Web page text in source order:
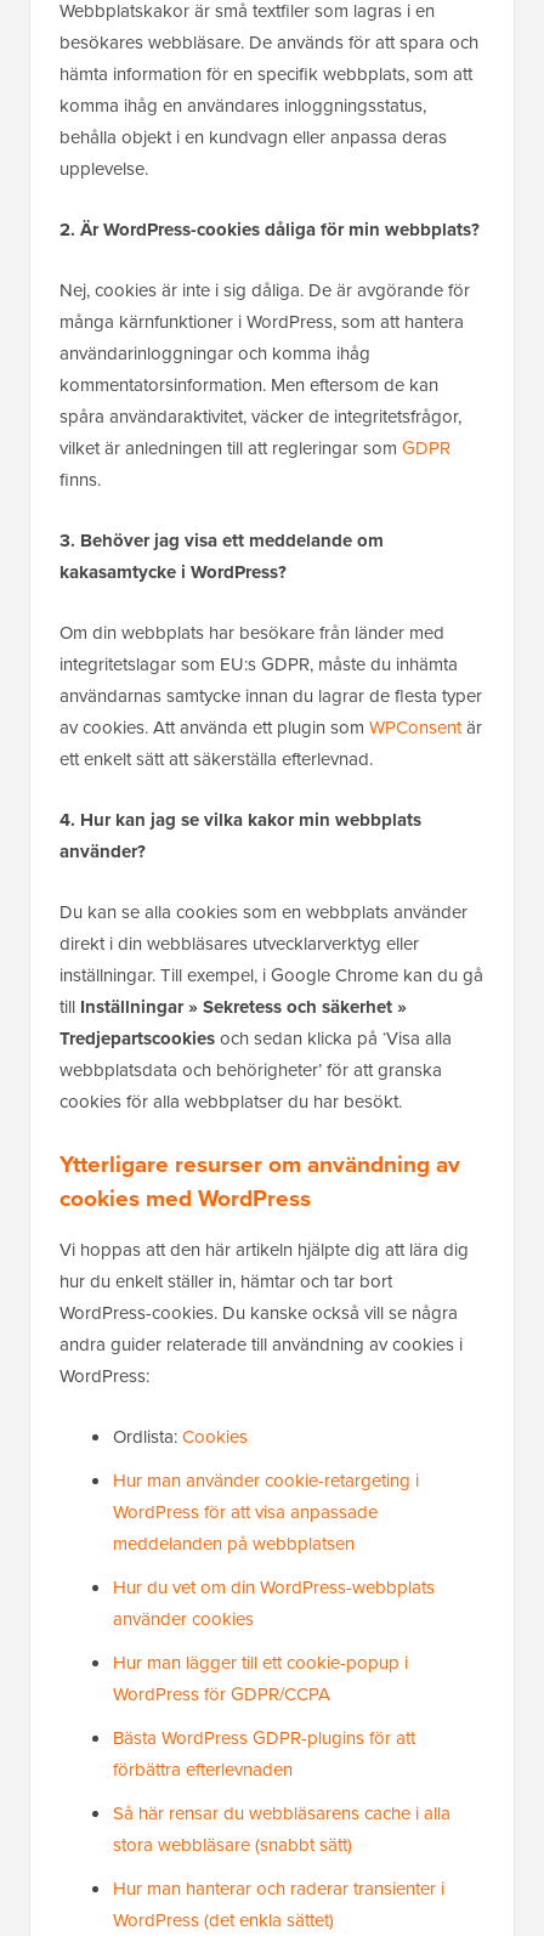
Webbplatskakor är små textfiler som lagras i en
besökares webbläsare. De används för att spara och
hämta information för en specifik webbplats, som att
komma ihåg en användares inloggningsstatus,
behålla objekt i en kundvagn eller anpassa deras
upplevelse.
2. Är WordPress-cookies dåliga för min webbplats?
Nej, cookies är inte i sig dåliga. De är avgörande för
många kärnfunktioner i WordPress, som att hantera
användarinloggningar och komma ihåg
kommentatorsinformation. Men eftersom de kan
spåra användaraktivitet, väcker de integritetsfrågor,
vilket är anledningen till att regleringar som GDPR
finns.
3. Behöver jag visa ett meddelande om
kakasamtycke i WordPress?
Om din webbplats har besökare från länder med
integritetslagar som EU:s GDPR, måste du inhämta
användarnas samtycke innan du lagrar de flesta typer
av cookies. Att använda ett plugin som WPConsentär
ett enkelt sätt att säkerställa efterlevnad.
4. Hur kan jag se vilka kakor min webbplats
använder?
Du kan se alla cookies som en webbplats använder
direkt i din webbläsares utvecklarverktyg eller
inställningar. Till exempel, i Google Chrome kan du gå
till Inställningar » Sekretess och säkerhet »
Tredjepartscookiesoch sedan klicka på ‘Visa alla
webbplatsdata och behörigheter’ för att granska
cookies för alla webbplatser du har besökt.
Ytterligare resurser om användning av
cookies med WordPress
Vi hoppas att den här artikeln hjälpte dig att lära dig
hur du enkelt ställer in, hämtar och tar bort
WordPress-cookies. Du kanske också vill se några
andra guider relaterade till användning av cookies i
WordPress:
Ordlista:Cookies
Hur man använder cookie-retargeting i
WordPress för att visa anpassade
meddelanden på webbplatsen
Hur du vet om din WordPress-webbplats
använder cookies
Hur man lägger till ett cookie-popup i
WordPress för GDPR/CCPA
Bästa WordPress GDPR-plugins för att
förbättra efterlevnaden
Så här rensar du webbläsarens cache i alla
stora webbläsare (snabbt sätt)
Hur man hanterar och raderar transienter i
WordPress (det enkla sättet)